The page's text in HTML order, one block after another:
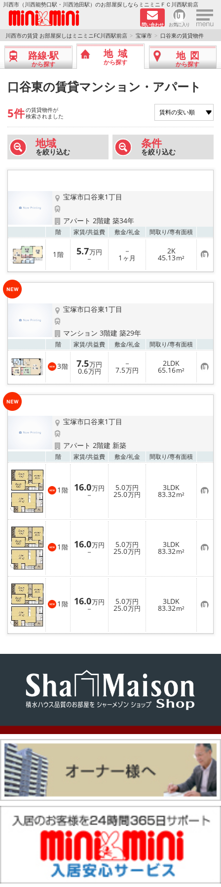
川西市（川西能勢口駅・川西池田駅）のお部屋探しならミニミニＦＣ川西駅前店
問い合わせ お気に入り ×
TOPページ
新築物件
ペットOKの物件
分譲賃貸
路線·駅から探す
地域から探す
LINEおともだち
店舗情報·アクセス
会社概要
メールでお問い合わせ
川西市の賃貸 お部屋探しはミニミニFC川西駅前店 宝塚市 口谷東の賃貸物件
路線·駅
から探す
地域
から探す
地図
から探す
口谷東の賃貸マンション・アパート
5件の賃貸物件が
検索されました
地域
を絞り込む
条件
を絞り込む
宝塚市口谷東1丁目
アパート 2階建 築34年
階 家賃/共益費 敷金/礼金 間取り/専有面積
1 階 5.7万円
－
－
1 ヶ月
2K
45.13m² お
気
に
り
宝塚市口谷東1丁目
マンション 3階建 築29年
階 家賃/共益費 敷金/礼金 間取り/専有面積
3階 7.5万円
0.6万円
－
7.5万円
2LDK
65.16m² お
気
に
り
宝塚市口谷東1丁目
アパート 2階建 新築
階 家賃/共益費 敷金/礼金 間取り/専有面積
1 階 16.0万円
－
5.0万円
25.0万円
3LDK
83.32m² お
気
に
入
り
登
録
1 階 16.0万円
－
5.0万円
25.0万円
3LDK
83.32m² お
気
に
入
り
登
録
1 階 16.0万円
－
5.0万円
25.0万円
3LDK
83.32m² お
気
に
入
り